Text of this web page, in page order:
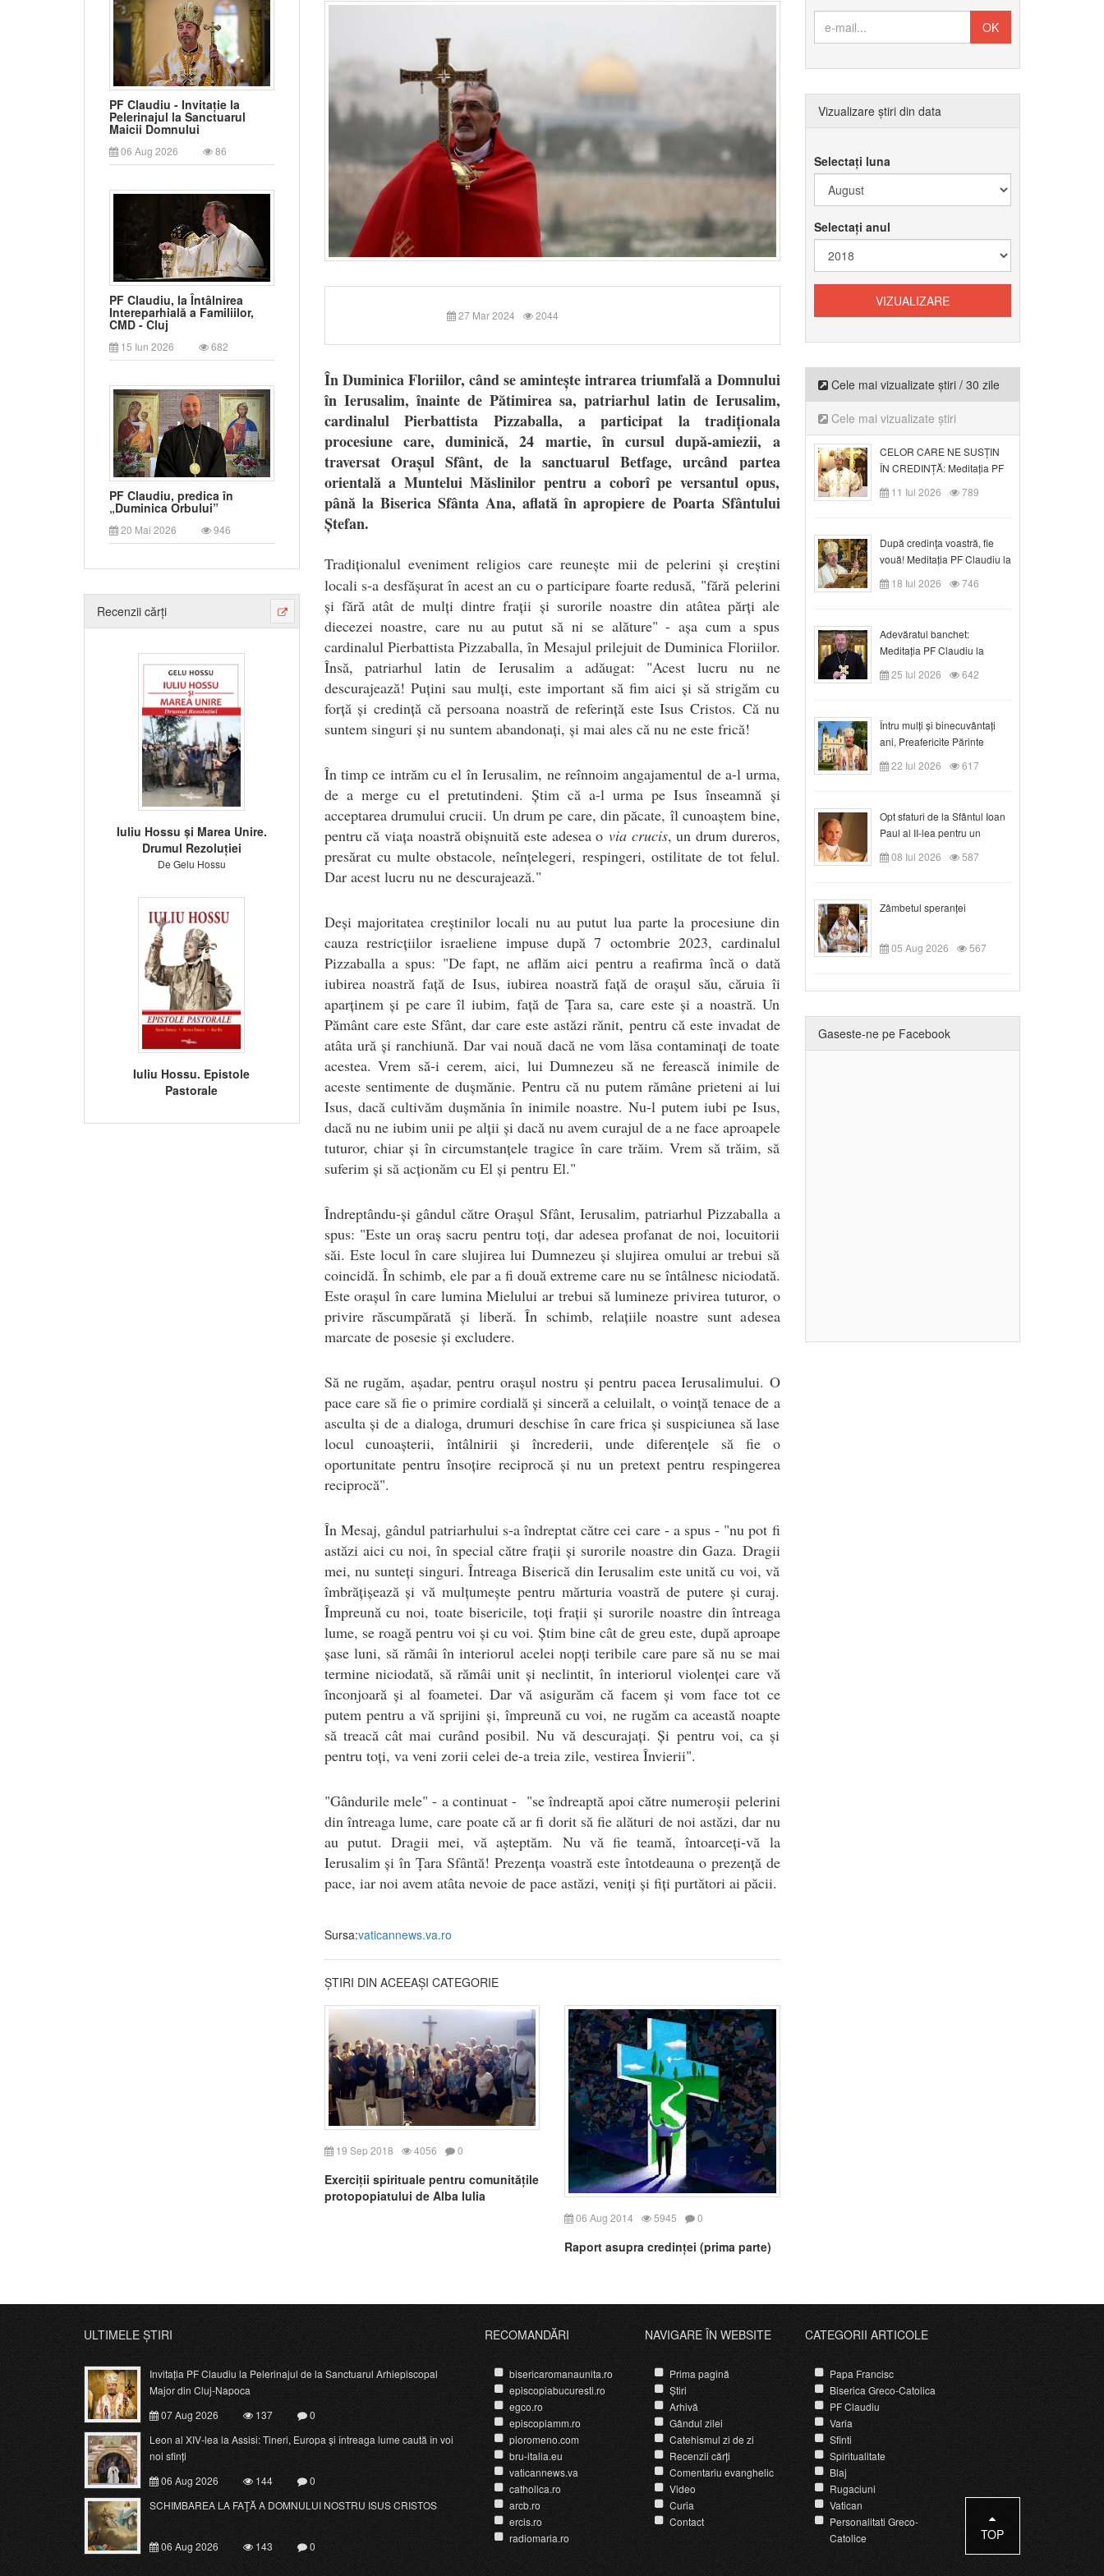
PF Claudiu - Invitație la
Pelerinajul la Sanctuarul
Maicii Domnului
06 Aug 2026 86
PF Claudiu, la Întâlnirea
Intereparhială a Familiilor,
CMD - Cluj
15 Iun 2026 682
PF Claudiu, predica în
„Duminica Orbului”
20 Mai 2026 946
Recenzii cărți
Iuliu Hossu și Marea Unire.
Drumul Rezoluției
De Gelu Hossu
Iuliu Hossu. Epistole
Pastorale
27 Mar 2024 2044
În Duminica Floriilor, când se amintește intrarea triumfală a Domnului
în Ierusalim, înainte de Pătimirea sa, patriarhul latin de Ierusalim,
cardinalul Pierbattista Pizzaballa, a participat la tradiționala
procesiune care, duminică, 24 martie, în cursul după-amiezii, a
traversat Orașul Sfânt, de la sanctuarul Betfage, urcând partea
orientală a Muntelui Măslinilor pentru a coborî pe versantul opus,
până la Biserica Sfânta Ana, aflată în apropiere de Poarta Sfântului
Ștefan.
Tradiționalul eveniment religios care reunește mii de pelerini și creștini
locali s-a desfășurat în acest an cu o participare foarte redusă, "fără pelerini
și fără atât de mulți dintre frații și surorile noastre din atâtea părți ale
diecezei noastre, care nu au putut să ni se alăture" - așa cum a spus
cardinalul Pierbattista Pizzaballa, în Mesajul prilejuit de Duminica Floriilor.
Însă, patriarhul latin de Ierusalim a adăugat: "Acest lucru nu ne
descurajează! Puțini sau mulți, este important să fim aici și să strigăm cu
forță și credință că persoana noastră de referință este Isus Cristos. Că nu
suntem singuri și nu suntem abandonați, și mai ales că nu ne este frică!
În timp ce intrăm cu el în Ierusalim, ne reînnoim angajamentul de a-l urma,
de a merge cu el pretutindeni. Știm că a-l urma pe Isus înseamnă și
acceptarea drumului crucii. Un drum pe care, din păcate, îl cunoaștem bine,
pentru că viața noastră obișnuită este adesea o via crucis, un drum dureros,
presărat cu multe obstacole, neînțelegeri, respingeri, ostilitate de tot felul.
Dar acest lucru nu ne descurajează."
Deși majoritatea creștinilor locali nu au putut lua parte la procesiune din
cauza restricțiilor israeliene impuse după 7 octombrie 2023, cardinalul
Pizzaballa a spus: "De fapt, ne aflăm aici pentru a reafirma încă o dată
iubirea noastră față de Isus, iubirea noastră față de orașul său, căruia îi
aparținem și pe care îl iubim, față de Țara sa, care este și a noastră. Un
Pământ care este Sfânt, dar care este astăzi rănit, pentru că este invadat de
atâta ură și ranchiună. Dar vai nouă dacă ne vom lăsa contaminați de toate
acestea. Vrem să-i cerem, aici, lui Dumnezeu să ne ferească inimile de
aceste sentimente de dușmănie. Pentru că nu putem rămâne prieteni ai lui
Isus, dacă cultivăm dușmănia în inimile noastre. Nu-l putem iubi pe Isus,
dacă nu ne iubim unii pe alții și dacă nu avem curajul de a ne face aproapele
tuturor, chiar și în circumstanțele tragice în care trăim. Vrem să trăim, să
suferim și să acționăm cu El și pentru El."
Îndreptându-și gândul către Orașul Sfânt, Ierusalim, patriarhul Pizzaballa a
spus: "Este un oraș sacru pentru toți, dar adesea profanat de noi, locuitorii
săi. Este locul în care slujirea lui Dumnezeu și slujirea omului ar trebui să
coincidă. În schimb, ele par a fi două extreme care nu se întâlnesc niciodată.
Este orașul în care lumina Mielului ar trebui să lumineze privirea tuturor, o
privire răscumpărată și liberă. În schimb, relațiile noastre sunt adesea
marcate de posesie și excludere.
Să ne rugăm, așadar, pentru orașul nostru și pentru pacea Ierusalimului. O
pace care să fie o primire cordială și sinceră a celuilalt, o voință tenace de a
asculta și de a dialoga, drumuri deschise în care frica și suspiciunea să lase
locul cunoașterii, întâlnirii și încrederii, unde diferențele să fie o
oportunitate pentru însoțire reciprocă și nu un pretext pentru respingerea
reciprocă".
În Mesaj, gândul patriarhului s-a îndreptat către cei care - a spus - "nu pot fi
astăzi aici cu noi, în special către frații și surorile noastre din Gaza. Dragii
mei, nu sunteți singuri. Întreaga Biserică din Ierusalim este unită cu voi, vă
îmbrățișează și vă mulțumește pentru mărturia voastră de putere și curaj.
Împreună cu noi, toate bisericile, toți frații și surorile noastre din întreaga
lume, se roagă pentru voi și cu voi. Știm bine cât de greu este, după aproape
șase luni, să rămâi în interiorul acelei nopți teribile care pare să nu se mai
termine niciodată, să rămâi unit și neclintit, în interiorul violenței care vă
înconjoară și al foametei. Dar vă asigurăm că facem și vom face tot ce
putem pentru a vă sprijini și, împreună cu voi, ne rugăm ca această noapte
să treacă cât mai curând posibil. Nu vă descurajați. Și pentru voi, ca și
pentru toți, va veni zorii celei de-a treia zile, vestirea Învierii".
"Gândurile mele" - a continuat - "se îndreaptă apoi către numeroșii pelerini
din întreaga lume, care poate că ar fi dorit să fie alături de noi astăzi, dar nu
au putut. Dragii mei, vă așteptăm. Nu vă fie teamă, întoarceți-vă la
Ierusalim și în Țara Sfântă! Prezența voastră este întotdeauna o prezență de
pace, iar noi avem atâta nevoie de pace astăzi, veniți și fiți purtători ai păcii.
Sursa:vaticannews.va.ro
ȘTIRI DIN ACEEAȘI CATEGORIE
19 Sep 2018 4056 0
Exerciții spirituale pentru comunitățile
protopopiatului de Alba Iulia
06 Aug 2014 5945 0
Raport asupra credinței (prima parte)
Vizualizare știri din data
Selectați luna
Selectați anul
Cele mai vizualizate știri / 30 zile
Cele mai vizualizate știri
CELOR CARE NE SUSȚIN
ÎN CREDINȚĂ: Meditația PF
Claudiu la Duminica a VI-a
după Rusalii
11 Iul 2026 789
După credinţa voastră, fie
vouă! Meditația PF Claudiu la
duminica a VII-a după Rusalii
18 Iul 2026 746
Adevăratul banchet:
Meditația PF Claudiu la
Duminica a VIII-a după
Rusalii
25 Iul 2026 642
Întru mulți și binecuvântați
ani, Preafericite Părinte
Claudiu!
22 Iul 2026 617
Opt sfaturi de la Sfântul Ioan
Paul al II-lea pentru un
creștin
08 Iul 2026 587
Zâmbetul speranței
05 Aug 2026 567
Gaseste-ne pe Facebook
ULTIMELE ȘTIRI
Invitația PF Claudiu la Pelerinajul de la Sanctuarul Arhiepiscopal
Major din Cluj-Napoca
07 Aug 2026
137
0
Leon al XIV-lea la Assisi: Tineri, Europa și întreaga lume caută în voi
noi sfinți
06 Aug 2026
144
0
SCHIMBAREA LA FAŢĂ A DOMNULUI NOSTRU ISUS CRISTOS
06 Aug 2026 143 0
RECOMANDĂRI
bisericaromanaunita.ro
episcopiabucuresti.ro
egco.ro
episcopiamm.ro
pioromeno.com
bru-italia.eu
vaticannews.va
catholica.ro
arcb.ro
ercis.ro
radiomaria.ro
NAVIGARE ÎN WEBSITE
Prima pagină
Știri
Arhivă
Gândul zilei
Catehismul zi de zi
Recenzii cărți
Comentariu evanghelic
Video
Curia
Contact
CATEGORII ARTICOLE
Papa Francisc
Biserica Greco-Catolica
PF Claudiu
Varia
Sfinti
Spiritualitate
Blaj
Rugaciuni
Vatican
Personalitati Greco-
Catolice
TOP